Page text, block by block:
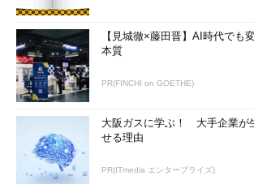
【見城徹×藤田晋】AI時代でも
本質
PR(FINCHI on GOETHE)
大阪ガスに学ぶ！ 大手企業が
せる理由
PR(ITmedia エンタープライズ)